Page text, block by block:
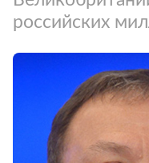
российских